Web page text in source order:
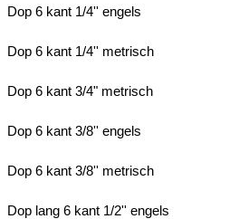
Dop 6 kant 1/4'' engels
Dop 6 kant 1/4'' metrisch
Dop 6 kant 3/4" metrisch
Dop 6 kant 3/8'' engels
Dop 6 kant 3/8'' metrisch
Dop lang 6 kant 1/2'' engels